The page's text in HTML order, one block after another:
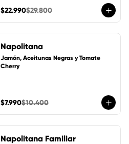
$22.990$29.800
Napolitana
Jamón, Aceitunas Negras y Tomate
Cherry
$7.990$10.400
Napolitana Familiar